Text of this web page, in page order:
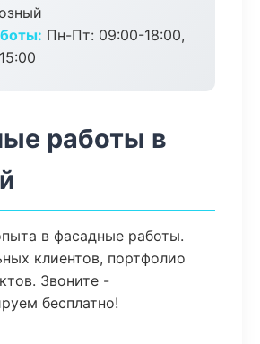
Пн-Пт: 09:00-18:00,
работы в
в фасадные работы.
клиентов, портфолио
Звоните -
бесплатно!